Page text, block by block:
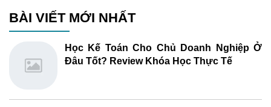
BÀI VIẾT MỚI NHẤT
Học Kế Toán Cho Chủ Doanh Nghiệp Ở
Đâu Tốt? Review Khóa Học Thực Tế